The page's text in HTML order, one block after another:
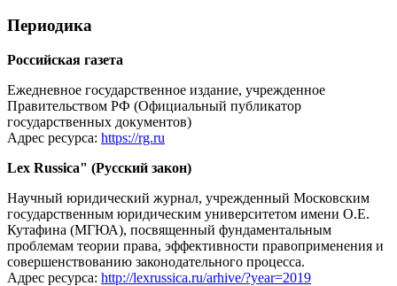
Периодика
Российская газета
Ежедневное государственное издание, учрежденное
Правительством РФ (Официальный публикатор
государственных документов)
Адрес ресурса: https://rg.ru
Lex Russica" (Русский закон)
Научный юридический журнал, учрежденный Московским
государственным юридическим университетом имени О.Е.
Кутафина (МГЮА), посвященный фундаментальным
проблемам теории права, эффективности правоприменения и
совершенствованию законодательного процесса.
Адрес ресурса: http://lexrussica.ru/arhive/?year=2019